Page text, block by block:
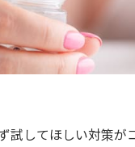
試してほしい対策が